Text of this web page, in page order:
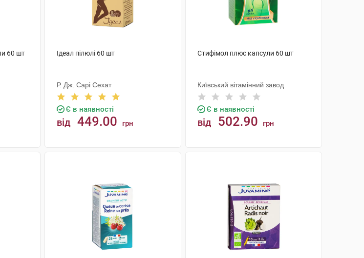
60 шт Ідеал пілюлі 60 шт
Р. Дж. Сарі Сехат
Є в наявності
від 449.00 грн
Стифімол плюс капсули 60 шт
Київський вітамінний завод
Є в наявності
від 502.90 грн